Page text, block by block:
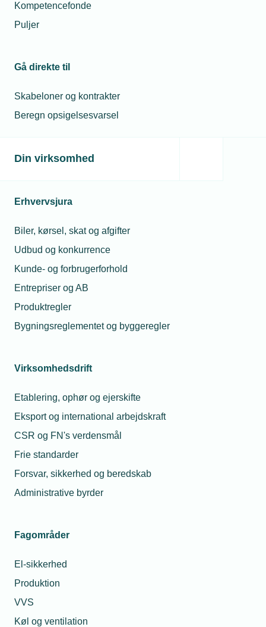
Kompetencefonde
Puljer
Gå direkte til
Skabeloner og kontrakter
Beregn opsigelsesvarsel
Din virksomhed
Erhvervsjura
Biler, kørsel, skat og afgifter
Udbud og konkurrence
Kunde- og forbrugerforhold
Entrepriser og AB
Produktregler
Bygningsreglementet og byggeregler
Virksomhedsdrift
Etablering, ophør og ejerskifte
Eksport og international arbejdskraft
CSR og FN's verdensmål
Frie standarder
Forsvar, sikkerhed og beredskab
Administrative byrder
Fagområder
El-sikkerhed
Produktion
VVS
Køl og ventilation
Bliv en aktiv del af uddannelsen
Klik her
SPS i oplæringen: En guide til virksomheder
Klik her
erhvervsskolerne